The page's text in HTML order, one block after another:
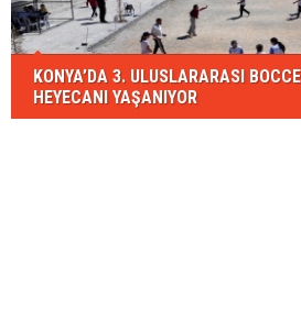
KONYA’DA 3. ULUSLARARASI
HEYECANI YAŞANIYOR